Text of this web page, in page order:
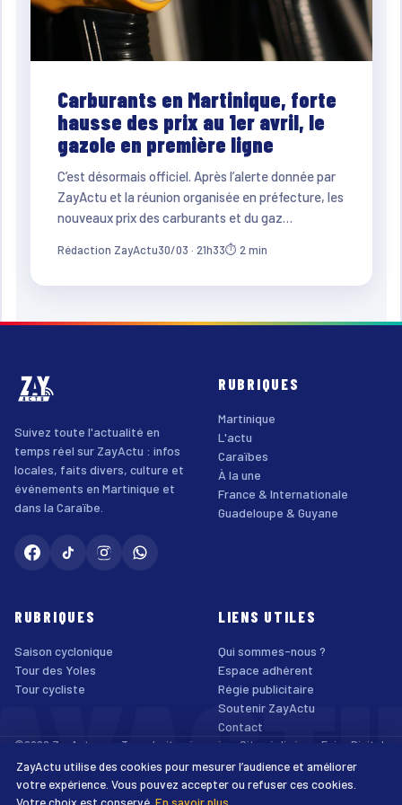
Carburants en Martinique, forte
hausse des prix au 1er avril, le
gazole en première ligne
C’est désormais officiel. Après l’alerte donnée par
ZayActu et la réunion organisée en préfecture, les
nouveaux prix des carburants et du gaz…
Rédaction ZayActu30/03 · 21h33⏱ 2 min
Suivez toute l'actualité en
temps réel sur ZayActu : infos
locales, faits divers, culture et
événements en Martinique et
dans la Caraïbe.
RUBRIQUES
Martinique
L'actu
Caraïbes
À la une
France & Internationale
Guadeloupe & Guyane
RUBRIQUES
Saison cyclonique
Tour des Yoles
Tour cycliste
LIENS UTILES
Qui sommes-nous ?
Espace adhérent
Régie publicitaire
Soutenir ZayActu
Contact
©2026 ZayActu.org. Tous droits réservés. · Site réalisé par Enjoy Digital
Agency
Mentions légales
Confidentialité Cookies Accessibilité
ZayActu utilise des cookies pour mesurer l’audience et améliorer
votre expérience. Vous pouvez accepter ou refuser ces cookies.
Votre choix est conservé. En savoir plus